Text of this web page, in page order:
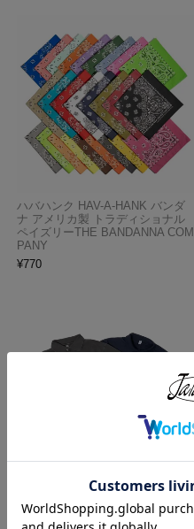
ハバハンク HAV-A-HANK バンダ
ナ アメリカ製 トラディショナル
ペイズリーTHE BANDANNA COM
PANY
¥770
ロサンゼルスアパレル LOS ANGE
LES APPAREL 18412GD 18/1 シ
ョートスリーブ ポロTシャツ